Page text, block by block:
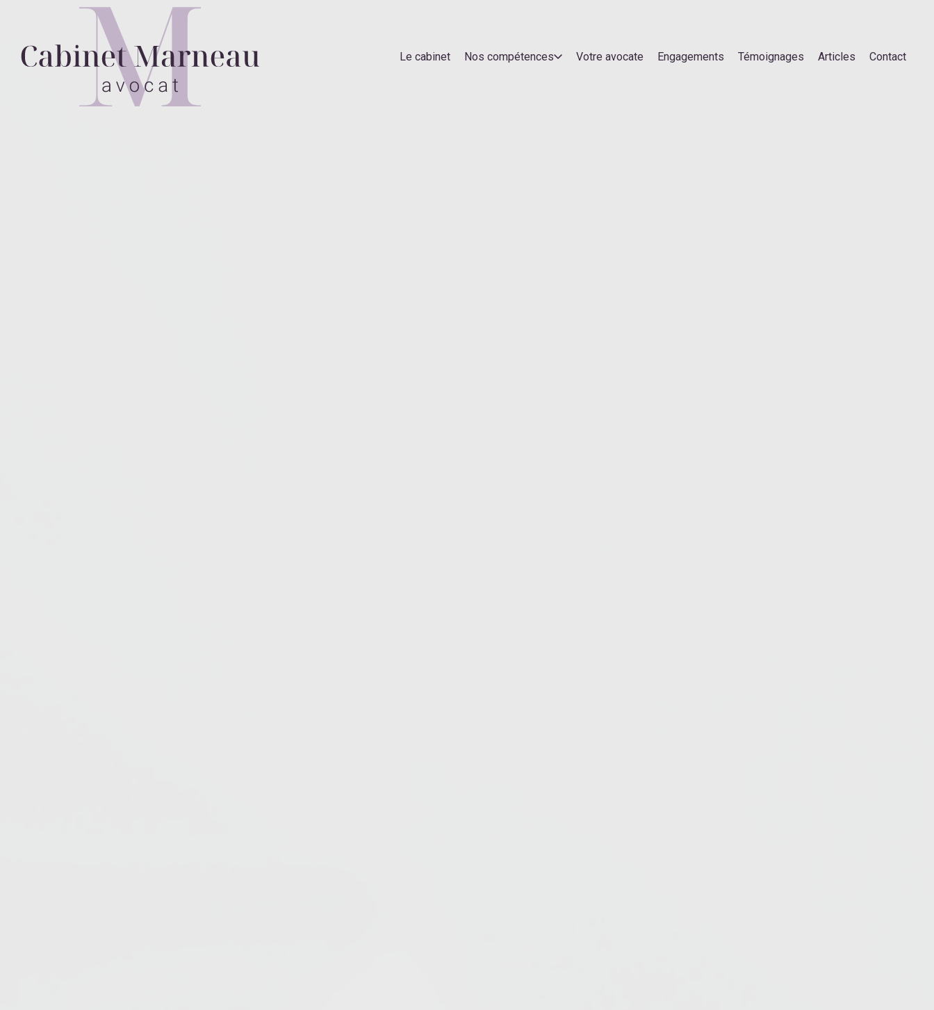
Le cabinet Nos compétences Votre avocate Engagements Témoignages Articles Contact